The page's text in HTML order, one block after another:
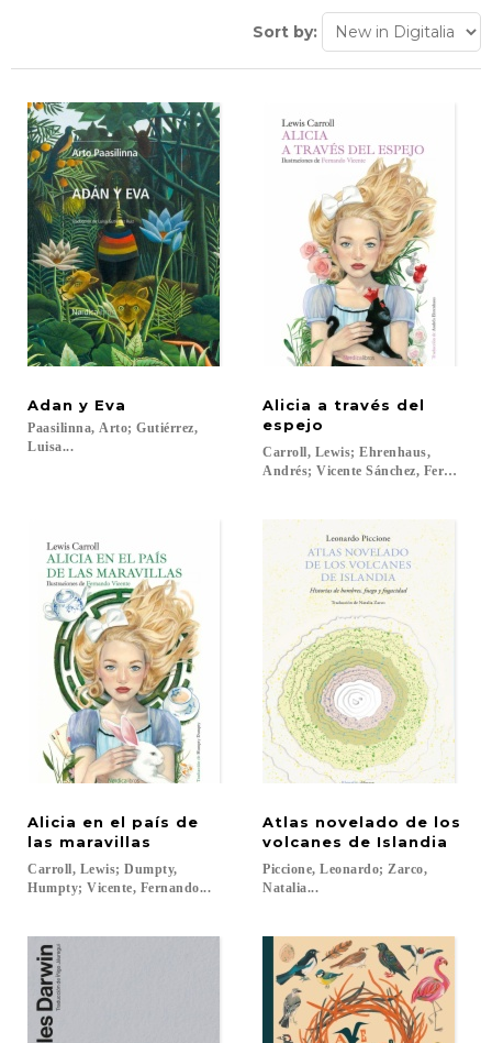
Sort by:
Adan y Eva
Paasilinna, Arto; Gutiérrez,
Luisa...
Alicia a través del
espejo
Carroll, Lewis; Ehrenhaus,
Andrés; Vicente Sánchez,
Alicia en el país de
las maravillas
Carroll, Lewis; Dumpty,
Humpty; Vicente, Fernando...
Atlas novelado de los
volcanes de Islandia
Piccione, Leonardo; Zarco,
Natalia...